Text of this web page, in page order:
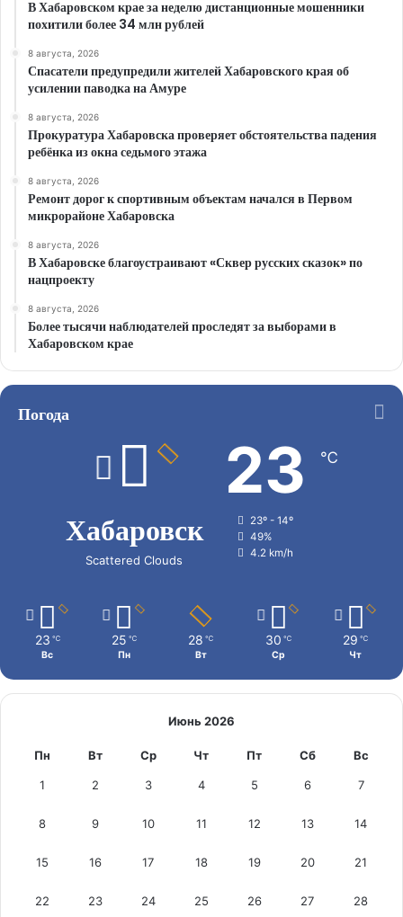
В Хабаровском крае за неделю дистанционные мошенники
похитили более 34 млн рублей
8 августа, 2026
Спасатели предупредили жителей Хабаровского края об
усилении паводка на Амуре
8 августа, 2026
Прокуратура Хабаровска проверяет обстоятельства падения
ребёнка из окна седьмого этажа
8 августа, 2026
Ремонт дорог к спортивным объектам начался в Первом
микрорайоне Хабаровска
8 августа, 2026
В Хабаровске благоустраивают «Сквер русских сказок» по
нацпроекту
8 августа, 2026
Более тысячи наблюдателей проследят за выборами в
Хабаровском крае
Погода
Хабаровск
Scattered Clouds
23 ℃
23º - 14º
49%
4.2 km/h
23 ℃
Вс
25 ℃
Пн
28 ℃
Вт
30 ℃
Ср
29 ℃
Чт
Июнь 2026
Пн Вт Ср Чт Пт Сб Вс
1 2 3 4 5 6 7
8 9 10 11 12 13 14
15 16 17 18 19 20 21
22 23 24 25 26 27 28